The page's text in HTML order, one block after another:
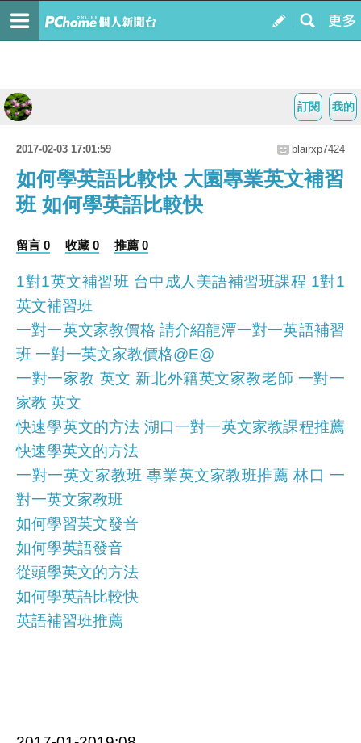
我的
訂閱
2017-02-03 17:01:59 blairxp7424
如何學英語比較快 大園專業英文補習
班 如何學英語比較快
留言 0 收藏 0 推薦 0
1對1英文補習班 台中成人美語補習班課程 1對1
英文補習班
一對一英文家教價格 請介紹龍潭一對一英語補習
班 一對一英文家教價格@E@
一對一家教 英文 新北外籍英文家教老師 一對一
家教 英文
快速學英文的方法 湖口一對一英文家教課程推薦
快速學英文的方法
一對一英文家教班 專業英文家教班推薦 林口 一
對一英文家教班
如何學習英文發音
如何學英語發音
從頭學英文的方法
如何學英語比較快
英語補習班推薦